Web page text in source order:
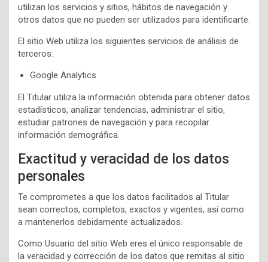
utilizan los servicios y sitios, hábitos de navegación y
otros datos que no pueden ser utilizados para identificarte.
El sitio Web utiliza los siguientes servicios de análisis de
terceros:
Google Analytics
El Titular utiliza la información obtenida para obtener datos
estadísticos, analizar tendencias, administrar el sitio,
estudiar patrones de navegación y para recopilar
información demográfica.
Exactitud y veracidad de los datos
personales
Te comprometes a que los datos facilitados al Titular
sean correctos, completos, exactos y vigentes, así como
a mantenerlos debidamente actualizados.
Como Usuario del sitio Web eres el único responsable de
la veracidad y corrección de los datos que remitas al sitio